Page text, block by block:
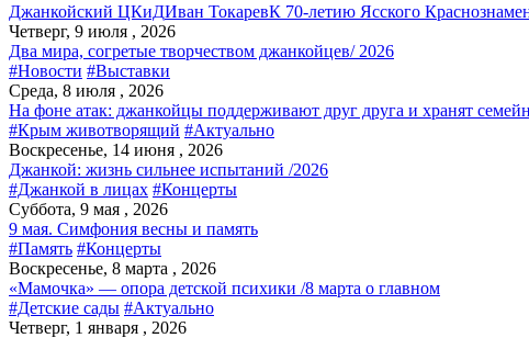
Джанкойский ЦКиДИван ТокаревК 70-летию Ясского
Четверг, 9 июля , 2026
Два мира, согретые творчеством джанкойцев/ 2026
#Новости #Выставки
Среда, 8 июля , 2026
На фоне атак: джанкойцы поддерживают друг друга и хранят
#Крым животворящий #Актуально
Воскресенье, 14 июня , 2026
Джанкой: жизнь сильнее испытаний /2026
#Джанкой в лицах #Концерты
Суббота, 9 мая , 2026
9 мая. Симфония весны и память
#Память #Концерты
Воскресенье, 8 марта , 2026
«Мамочка» — опора детской психики /8 марта о главном
#Детские сады #Актуально
Четверг, 1 января , 2026